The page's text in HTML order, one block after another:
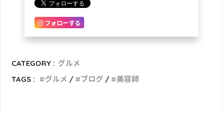
フォローする
CATEGORY : グルメ
TAGS :
グルメ ブログ 美容師